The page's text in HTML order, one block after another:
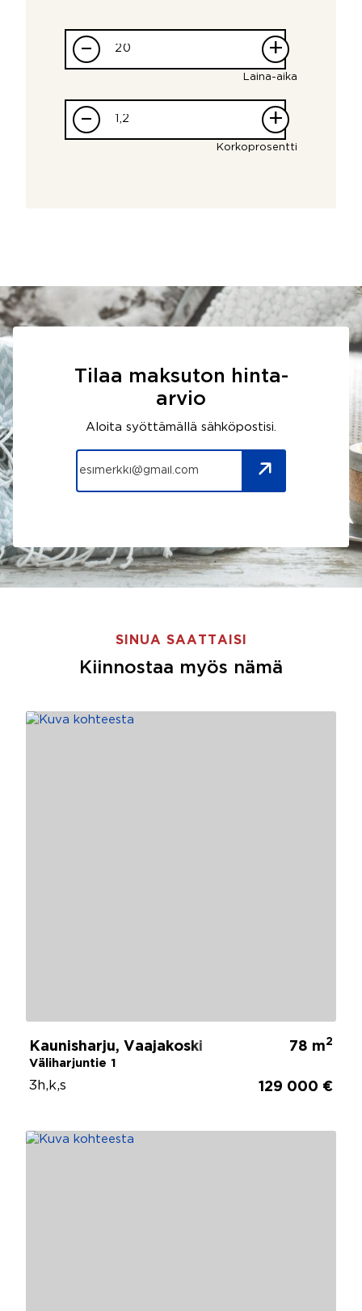
– +
Laina-aika
– +
Korkoprosentti
Tilaa maksuton hinta-
arvio
Aloita syöttämällä sähköpostisi.
SINUA SAATTAISI
Kiinnostaa myös nämä
Kaunisharju, Vaajakoski
Väliharjuntie 1
78 m2
3h,k,s 129 000 €